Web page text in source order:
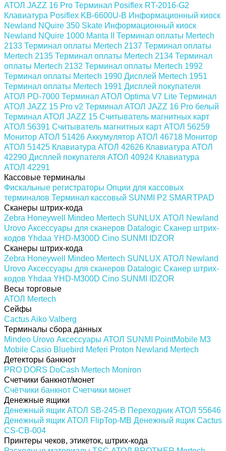
АТОЛ JAZZ 16 Pro Терминал Posiflex RT-2016-G2
Клавиатура Posiflex KB-6600U-B Информационный киоск
Newland NQuire 350 Skate Информационный киоск
Newland NQuire 1000 Manta II
Терминал оплаты Mertech
2133 Терминал оплаты Mertech 2137 Терминал оплаты
Mertech 2135 Терминал оплаты Mertech 2134 Терминал
оплаты Mertech 2132 Терминал оплаты Mertech 1992
Терминал оплаты Mertech 1990 Дисплей Mertech 1951
Терминал оплаты Mertech 1991 Дисплей покупателя
АТОЛ PD-7000 Терминал АТОЛ Optima V7 Lite Терминал
АТОЛ JAZZ 15 Pro v2 Терминал АТОЛ JAZZ 16 Pro белый
Терминал АТОЛ JAZZ 15 Считыватель магнитных карт
АТОЛ 56391 Считыватель магнитных карт АТОЛ 56259
Монитор АТОЛ 51426 Аккумулятор АТОЛ 46718 Монитор
АТОЛ 51425 Клавиатура АТОЛ 42626 Клавиатура АТОЛ
42290 Дисплей покупателя АТОЛ 40924 Клавиатура
АТОЛ 42291
Кассовые терминалы
Фискальные регистраторы Опции для кассовых
терминалов Терминал кассовый SUNMI P2 SMARTPAD
Сканеры штрих-кода
Zebra Honeywell Mindeo Mertech SUNLUX АТОЛ Newland
Urovo Аксессуары для сканеров Datalogic Сканер штрих-
кодов Yhdaa YHD-M300D Cino SUNMI
IDZOR
Сканеры штрих-кода
Zebra Honeywell Mindeo Mertech SUNLUX АТОЛ Newland
Urovo Аксессуары для сканеров Datalogic Сканер штрих-
кодов Yhdaa YHD-M300D Cino SUNMI
IDZOR
Весы торговые
АТОЛ Mertech
Сейфы
CactusAiko Valberg
Терминалы сбора данных
Mindeo Urovo Аксессуары АТОЛ SUNMI PointMobile M3
Mobile Casio Bluebird Meferi Proton Newland Mertech
Детекторы банкнот
PRO DORS DoCash Mertech Moniron
Счетчики банкнот/монет
Счётчики банкнот Счетчики монет
Денежные ящики
Денежный ящик АТОЛ SB-245-B Переходник АТОЛ 55646
Денежный ящик АТОЛ FlipTop-MB Денежный ящик Cactus
CS-CB-004
Принтеры чеков, этикеток, штрих-кода